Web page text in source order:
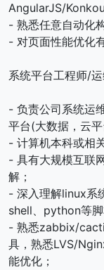
AngularJS/
- 熟悉任意自动化
- 对页面性能优化
系统平台工程师/
- 负责公司系统运
平台(大数据，云
- 计算机本科或相
- 具有大规模互联
解；
- 深入理解linux系
shell、python等
- 熟悉zabbix/
具，熟悉LVS/
能优化；